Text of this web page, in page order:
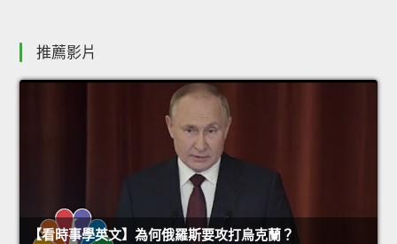
推薦影片
【看時事學英文】為何俄羅斯要攻打烏克蘭？